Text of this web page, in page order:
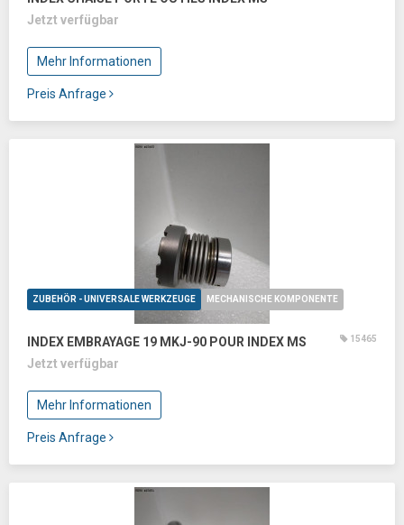
Jetzt verfügbar
Mehr Informationen
Preis Anfrage
ZUBEHÖR - UNIVERSALE WERKZEUGE MECHANISCHE KOMPONENTE
INDEX EMBRAYAGE 19 MKJ-90 POUR INDEX MS 15465
Jetzt verfügbar
Mehr Informationen
Preis Anfrage